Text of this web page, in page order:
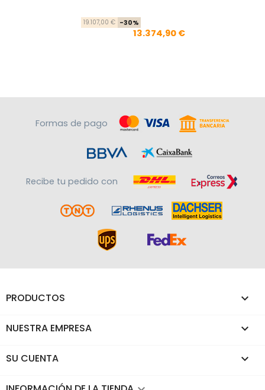
19.107,00 € -30%
13.374,90 €
Formas de pago
Recibe tu pedido con
PRODUCTOS 
NUESTRA EMPRESA 
SU CUENTA 